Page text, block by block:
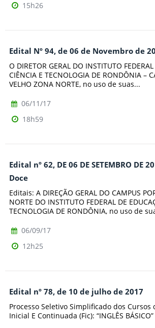
15h26
Edital Nº 94, de 06 de Novembro de
O DIRETOR GERAL DO INSTITUTO
CIÊNCIA E TECNOLOGIA DE RONDÔNIA –
VELHO ZONA NORTE, no uso de suas...
06/11/17
18h59
Edital nº 62, DE 06 DE SETEMBRO DE
Doce
Editais: A DIREÇÃO GERAL DO CAMPUS
NORTE DO INSTITUTO FEDERAL DE
TECNOLOGIA DE RONDÔNIA, no uso de
06/09/17
12h25
Edital nº 78, de 10 de julho de 2017
Processo Seletivo Simplificado dos Cursos
Inicial E Continuada (Fic): “INGLÊS BÁSICO”